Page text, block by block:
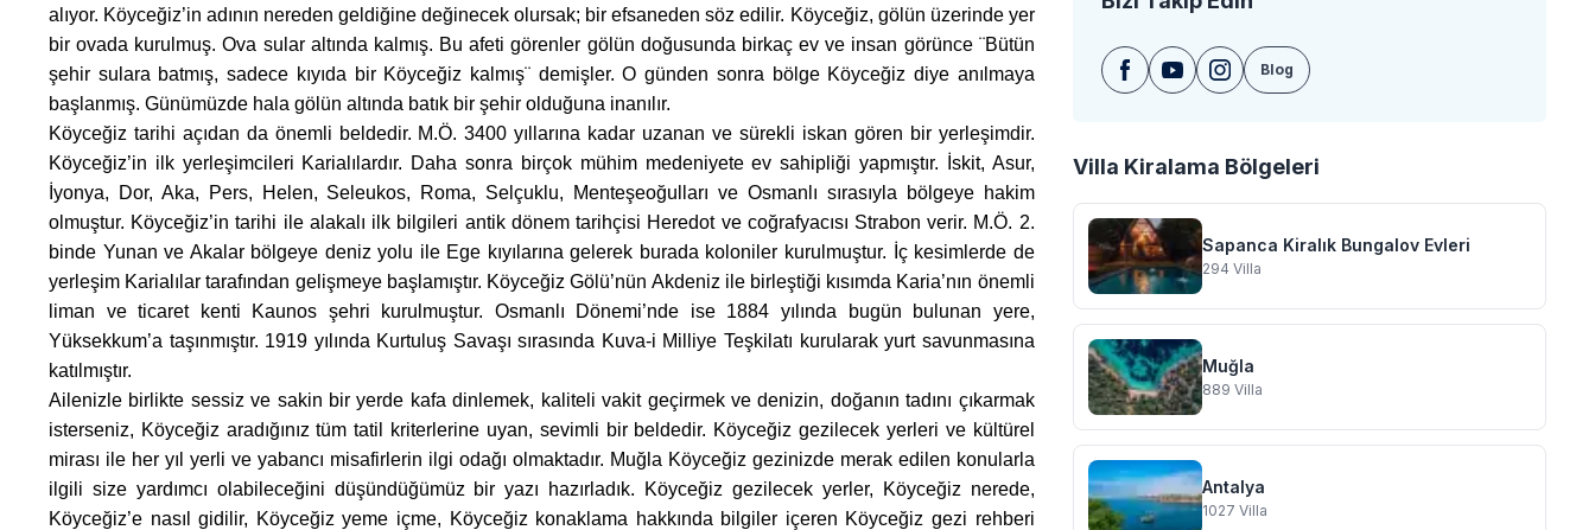
alıyor. Köyceğiz’in adının nereden geldiğine değinecek olursak; bir efsaneden söz edilir. Köyceğiz, gölün üzerinde yer
bir ovada kurulmuş. Ova sular altında kalmış. Bu afeti görenler gölün doğusunda birkaç ev ve insan görünce ¨Bütün
şehir sulara batmış, sadece kıyıda bir Köyceğiz kalmış¨ demişler. O günden sonra bölge Köyceğiz diye anılmaya
başlanmış. Günümüzde hala gölün altında batık bir şehir olduğuna inanılır.
Köyceğiz tarihi açıdan da önemli beldedir. M.Ö. 3400 yıllarına kadar uzanan ve sürekli iskan gören bir yerleşimdir.
Köyceğiz’in ilk yerleşimcileri Karialılardır. Daha sonra birçok mühim medeniyete ev sahipliği yapmıştır. İskit, Asur,
İyonya, Dor, Aka, Pers, Helen, Seleukos, Roma, Selçuklu, Menteşeoğulları ve Osmanlı sırasıyla bölgeye hakim
olmuştur. Köyceğiz’in tarihi ile alakalı ilk bilgileri antik dönem tarihçisi Heredot ve coğrafyacısı Strabon verir. M.Ö. 2.
binde Yunan ve Akalar bölgeye deniz yolu ile Ege kıyılarına gelerek burada koloniler kurulmuştur. İç kesimlerde de
yerleşim Karialılar tarafından gelişmeye başlamıştır. Köyceğiz Gölü’nün Akdeniz ile birleştiği kısımda Karia’nın önemli
liman ve ticaret kenti Kaunos şehri kurulmuştur. Osmanlı Dönemi’nde ise 1884 yılında bugün bulunan yere,
Yüksekkum’a taşınmıştır. 1919 yılında Kurtuluş Savaşı sırasında Kuva-i Milliye Teşkilatı kurularak yurt savunmasına
katılmıştır.
Ailenizle birlikte sessiz ve sakin bir yerde kafa dinlemek, kaliteli vakit geçirmek ve denizin, doğanın tadını çıkarmak
isterseniz, Köyceğiz aradığınız tüm tatil kriterlerine uyan, sevimli bir beldedir. Köyceğiz gezilecek yerleri ve kültürel
mirası ile her yıl yerli ve yabancı misafirlerin ilgi odağı olmaktadır. Muğla Köyceğiz gezinizde merak edilen konularla
ilgili size yardımcı olabileceğini düşündüğümüz bir yazı hazırladık. Köyceğiz gezilecek yerler, Köyceğiz nerede,
Köyceğiz’e nasıl gidilir, Köyceğiz yeme içme, Köyceğiz konaklama hakkında bilgiler içeren Köyceğiz gezi rehberi
Blog
Villa Kiralama Bölgeleri
Sapanca Kiralık Bungalov Evleri
294 Villa
Muğla
889 Villa
Antalya
1027 Villa